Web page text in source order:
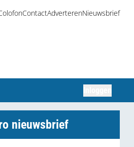
ContactAdverterenNieuwsbrief
nieuwsbrief